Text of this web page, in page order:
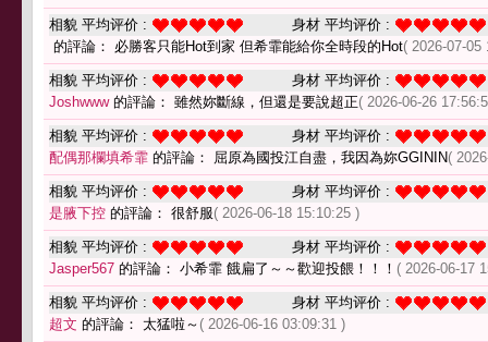
相貌 平均评价 :
身材 平均评价 :
的評論： 必勝客只能Hot到家 但希霏能給你全時段的Hot( 2026-07-05
相貌 平均评价 :
身材 平均评价 :
Joshwww的評論： 雖然妳斷線，但還是要說超正( 2026-06-26
相貌 平均评价 :
身材 平均评价 :
配偶那欄填希霏 的評論： 屈原為國投江自盡，我因為妳GGININ(
相貌 平均评价 :
身材 平均评价 :
是腋下控 的評論： 很舒服( 2026-06-18 15:10:25 )
相貌 平均评价 :
身材 平均评价 :
Jasper567 的評論： 小希霏 餓扁了～～歡迎投餵！！！ ( 2026-06-17
相貌 平均评价 :
身材 平均评价 :
超文 的評論： 太猛啦～ ( 2026-06-16 03:09:31 )